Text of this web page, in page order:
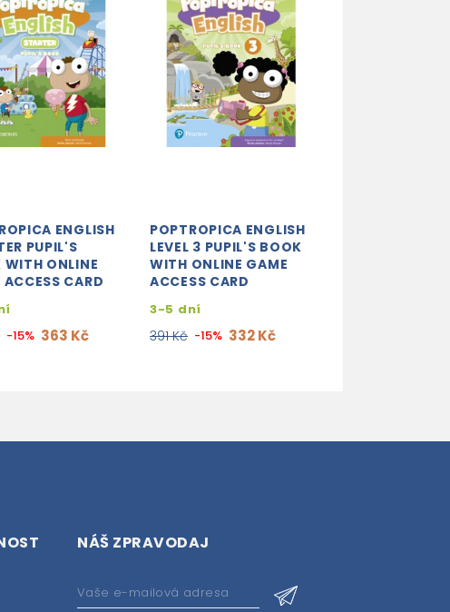
ENGLISH
PUPIL'S
WITH ONLINE
ACCESS CARD
-15% 363 Kč
POPTROPICA ENGLISH
LEVEL 3 PUPIL'S BOOK
WITH ONLINE GAME
ACCESS CARD
3-5 dní
391 Kč -15% 332 Kč
NÁŠ ZPRAVODAJ